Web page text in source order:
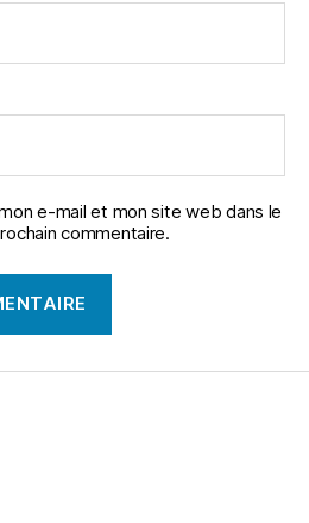
e-mail et mon site web dans le
commentaire.